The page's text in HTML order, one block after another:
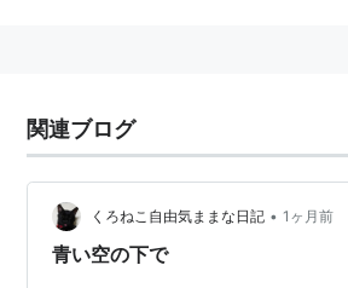
関連ブログ
くろねこ自由気ままな日記 • 1ヶ月前
青い空の下で